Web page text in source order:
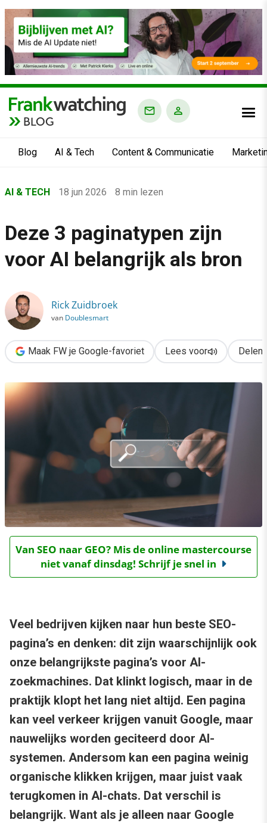
BLOG
Blog AI & Tech Content & Communicatie
›
›
AI & Tech
Deze 3 paginatypen zijn voor AI belangrijk als bron
AI & TECH 18 jun 2026 8 min lezen
Deze 3 paginatypen zijn
voor AI belangrijk als bron
Rick Zuidbroek
van Doublesmart
Maak FW je Google-favoriet Lees voor Delen
Van SEO naar GEO? Mis de online mastercourse
niet vanaf dinsdag! Schrijf je snel in
Veel bedrijven kijken naar hun beste SEO-
pagina’s en denken: dit zijn waarschijnlijk ook
onze belangrijkste pagina’s voor AI-
zoekmachines. Dat klinkt logisch, maar in de
praktijk klopt het lang niet altijd. Een pagina
kan veel verkeer krijgen vanuit Google, maar
nauwelijks worden geciteerd door AI-
systemen. Andersom kan een pagina weinig
organische klikken krijgen, maar juist vaak
terugkomen in AI-chats. Dat verschil is
belangrijk. Want als je alleen naar Google